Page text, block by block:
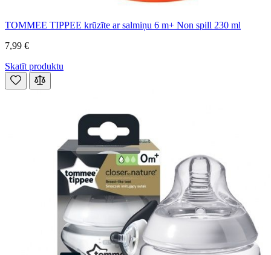
TOMMEE TIPPEE krūzīte ar salmiņu 6 m+ Non spill 230 ml
7,99 €
Skatīt produktu